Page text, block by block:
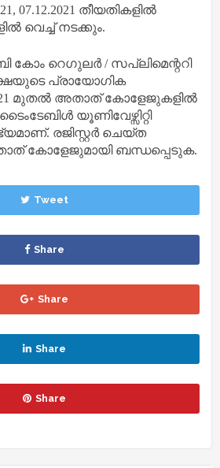
07.12.2021 തീയതികളിൽ
വെച്ച് നടക്കും.
കോം റെഗുലർ / സപ്ലിമെന്ററി
പ്രായോഗിക
മുതൽ അതാത് കോളേജുകളിൽ
യൂണിവേഴ്സിറ്റി
രജിസ്റ്റർ ചെയ്ത
കോളേജുമായി ബന്ധപ്പെടുക.
Tweet
Share
Share
Share
Share